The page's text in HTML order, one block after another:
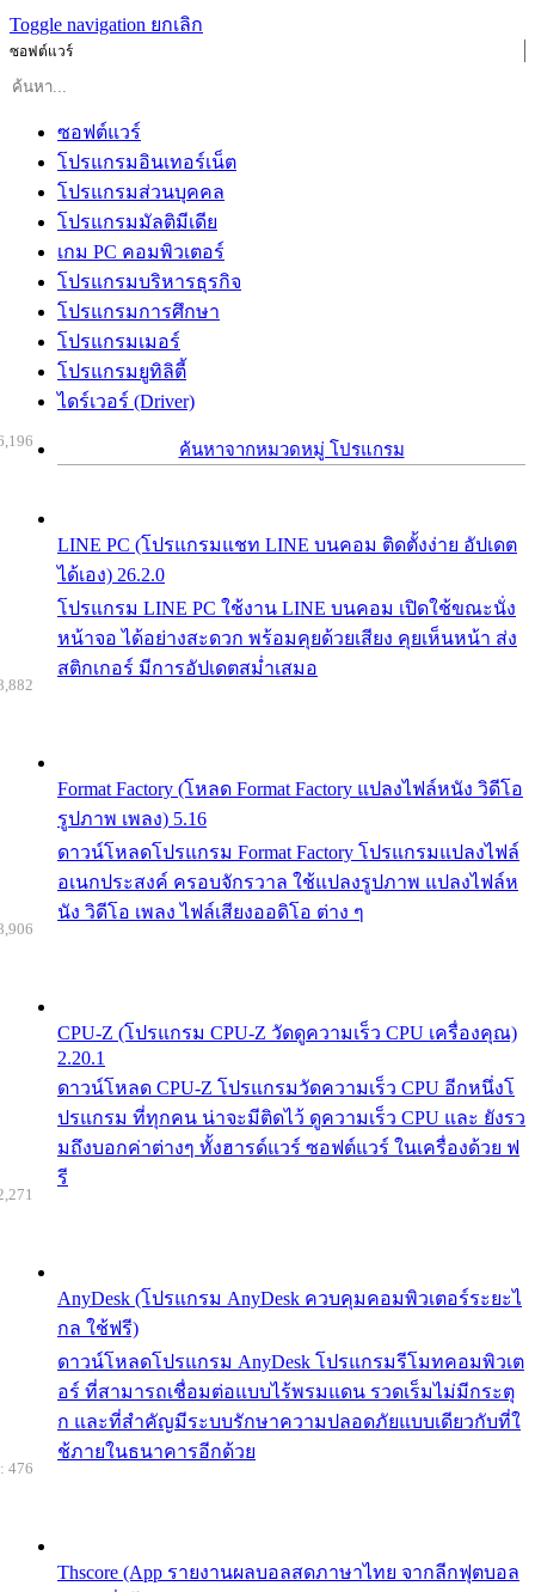
Toggle navigation ยกเลิก
ซอฟต์แวร์
ซอฟต์แวร์
โปรแกรมอินเทอร์เน็ต
โปรแกรมส่วนบุคคล
โปรแกรมมัลติมีเดีย
เกม PC คอมพิวเตอร์
โปรแกรมบริหารธุรกิจ
โปรแกรมการศึกษา
โปรแกรมเมอร์
โปรแกรมยูทิลิตี้
ไดร์เวอร์ (Driver)
ค้นหาจากหมวดหมู่ โปรแกรม
LINE PC (โปรแกรมแชท LINE บนคอม ติดตั้งง่าย อัปเดต
ได้เอง) 26.2.0
โปรแกรม LINE PC ใช้งาน LINE บนคอม เปิดใช้ขณะนั่ง
หน้าจอ ได้อย่างสะดวก พร้อมคุยด้วยเสียง คุยเห็นหน้า ส่ง
สติกเกอร์ มีการอัปเดตสม่ำเสมอ
Format Factory (โหลด Format Factory แปลงไฟล์หนัง วิดีโอ
รูปภาพ เพลง) 5.16
ดาวน์โหลดโปรแกรม Format Factory โปรแกรมแปลงไฟล์
อเนกประสงค์ ครอบจักรวาล ใช้แปลงรูปภาพ แปลงไฟล์ห
นัง วิดีโอ เพลง ไฟล์เสียงออดิโอ ต่าง ๆ
CPU-Z (โปรแกรม CPU-Z วัดดูความเร็ว CPU เครื่องคุณ)
2.20.1
ดาวน์โหลด CPU-Z โปรแกรมวัดความเร็ว CPU อีกหนึ่งโ
ปรแกรม ที่ทุกคน น่าจะมีติดไว้ ดูความเร็ว CPU และ ยังรว
มถึงบอกค่าต่างๆ ทั้งฮารด์แวร์ ซอฟต์แวร์ ในเครื่องด้วย ฟ
รี
AnyDesk (โปรแกรม AnyDesk ควบคุมคอมพิวเตอร์ระยะไ
กล ใช้ฟรี)
ดาวน์โหลดโปรแกรม AnyDesk โปรแกรมรีโมทคอมพิวเต
อร์ ที่สามารถเชื่อมต่อแบบไร้พรมแดน รวดเร็มไม่มีกระตุ
ก และที่สำคัญมีระบบรักษาความปลอดภัยแบบเดียวกับที่ใ
ช้ภายในธนาคารอีกด้วย
Thscore (App รายงานผลบอลสดภาษาไทย จากลีกฟุตบอล
476